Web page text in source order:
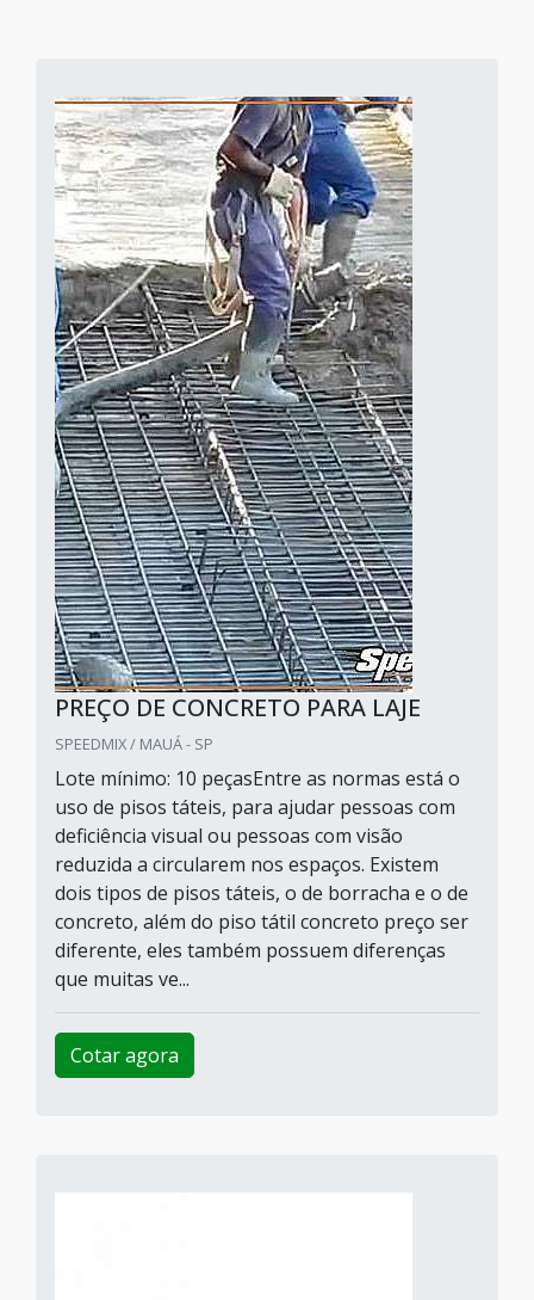
PREÇO DE CONCRETO PARA LAJE
SPEEDMIX / MAUÁ - SP
Lote mínimo: 10 peçasEntre as normas está o
uso de pisos táteis, para ajudar pessoas com
deficiência visual ou pessoas com visão
reduzida a circularem nos espaços. Existem
dois tipos de pisos táteis, o de borracha e o de
concreto, além do piso tátil concreto preço ser
diferente, eles também possuem diferenças
que muitas ve...
Cotar agora